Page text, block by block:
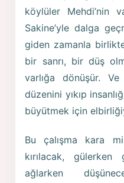
köylüler Mehdi’nin
Sakine’yle dalga
giden zamanla
bir sanrı, bir düş
varlığa dönüşür.
düzenini yıkıp
büyütmek için
Bu çalışma kara
kırılacak, gülerken
ağlarken